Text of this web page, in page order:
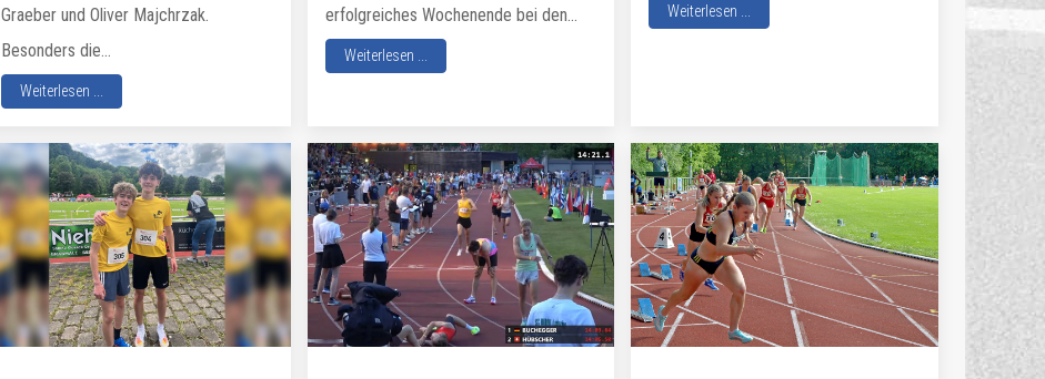
Graeber und Oliver Majchrzak.
Besonders die...
Weiterlesen ...
erfolgreiches Wochenende bei den...
Weiterlesen ...
Weiterlesen ...